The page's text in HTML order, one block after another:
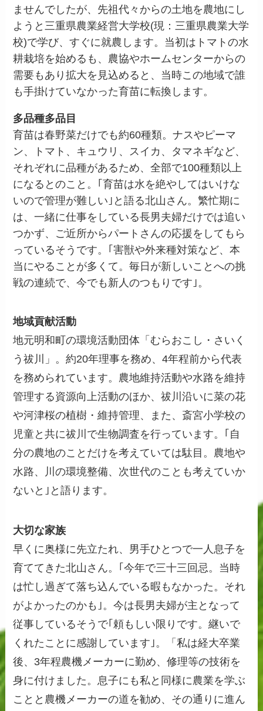
ませんでしたが、先祖代々からの土地を農地にし
ようと三重県農業経営大学校(現：三重県農業大学
校)で学び、すぐに就農します。当初はトマトの水
耕栽培を始めるも、農協やホームセンターからの
需要もあり拡大を見込めると、当時この地域で誰
も手掛けていなかった育苗に転換します。
多品種多品目
育苗は春野菜だけでも約60種類。ナスやピーマ
ン、トマト、キュウリ、スイカ、タマネギなど、
それぞれに品種があるため、全部で100種類以上
になるとのこと。｢育苗は水を絶やしてはいけな
いので管理が難しい｣と語る北山さん。繁忙期に
は、一緒に仕事をしている長男夫婦だけでは追い
つかず、ご近所からパートさんの応援をしてもら
っているそうです。｢害獣や外来種対策など、本
当にやることが多くて。毎日が新しいことへの挑
戦の連続で、今でも新人のつもりです｣。
地域貢献活動
地元明和町の環境活動団体「むらおこし・さいく
う祓川」。約20年理事を務め、4年程前から代表
を務められています。農地維持活動や水路を維持
管理する資源向上活動のほか、祓川沿いに菜の花
や河津桜の植樹・維持管理、また、斎宮小学校の
児童と共に祓川で生物調査を行っています。｢自
分の農地のことだけを考えていては駄目。農地や
水路、川の環境整備、次世代のことも考えていか
ないと｣と語ります。
大切な家族
早くに奥様に先立たれ、男手ひとつで一人息子を
育ててきた北山さん。｢今年で三十三回忌。当時
は忙し過ぎて落ち込んでいる暇もなかった。それ
がよかったのかも｣。今は長男夫婦が主となって
従事しているそうで｢頼もしい限りです。継いで
くれたことに感謝しています｣。「私は経大卒業
後、3年程農機メーカーに勤め、修理等の技術を
身に付けました。息子にも私と同様に農業を学ぶ
ことと農機メーカーの道を勧め、その通りに進ん